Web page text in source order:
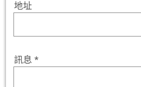
地址
訊息 *